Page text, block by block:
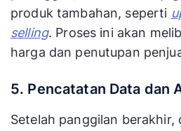
produk tambahan, seperti
selling. Proses ini akan
harga dan penutupan
5. Pencatatan Data dan
Setelah panggilan berakhir,